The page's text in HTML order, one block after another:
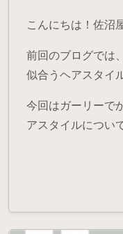
こんにちは！佐沼
前回のブログでは
似合うヘアスタイ
今回はガーリーで
アスタイルについ